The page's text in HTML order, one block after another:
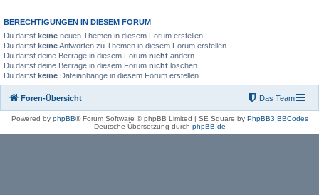
BERECHTIGUNGEN IN DIESEM FORUM
Du darfst keine neuen Themen in diesem Forum erstellen.
Du darfst keineAntworten zu Themen in diesem Forum erstellen.
Du darfst deine Beiträge in diesem Forum nicht ändern.
Du darfst deine Beiträge in diesem Forum nicht löschen.
Du darfst keine Dateianhänge in diesem Forum erstellen.
Foren-Übersicht Das Team
Powered by phpBB® Forum Software © phpBB Limited | SE Square by PhpBB3 BBCodes
Deutsche Übersetzung durch phpBB.de